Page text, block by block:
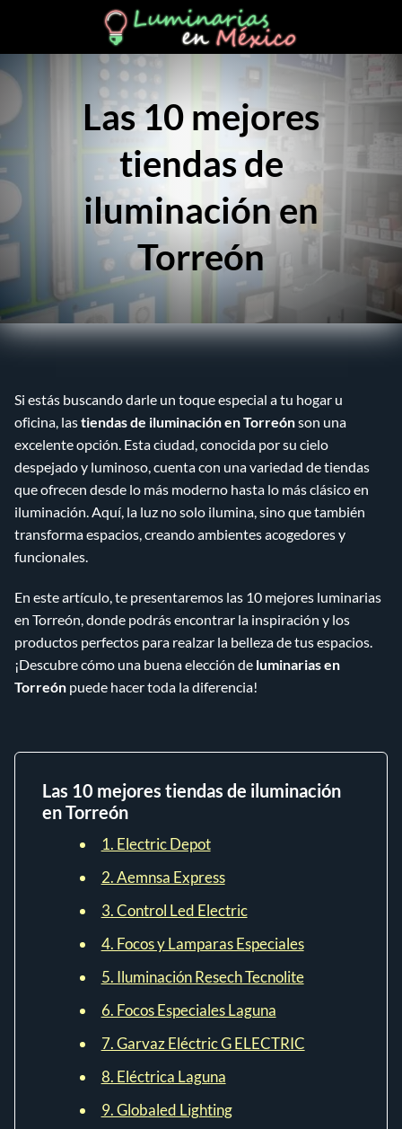
Las 10 mejores
tiendas de
iluminación en
Torreón
Si estás buscando darle un toque especial a tu hogar u
oficina, lastiendas de iluminación en Torreónson una
excelente opción. Esta ciudad, conocida por su cielo
despejado y luminoso, cuenta con una variedad de tiendas
que ofrecen desde lo más moderno hasta lo más clásico en
iluminación. Aquí, la luz no solo ilumina, sino que también
transforma espacios, creando ambientes acogedores y
funcionales.
En este artículo, te presentaremos las 10 mejores luminarias
en Torreón, donde podrás encontrar la inspiración y los
productos perfectos para realzar la belleza de tus espacios.
¡Descubre cómo una buena elección de luminarias en
Torreón puede hacer toda la diferencia!
Las 10 mejores tiendas de iluminación
en Torreón
1. Electric Depot
2. Aemnsa Express
3. Control Led Electric
4. Focos y Lamparas Especiales
5. Iluminación Resech Tecnolite
6. Focos Especiales Laguna
7. Garvaz Eléctric G ELECTRIC
8. Eléctrica Laguna
9. Globaled Lighting